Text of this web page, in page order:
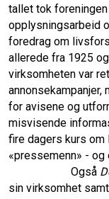
tallet tok
opplysningsarbeid
foredrag om
allerede fra 1925
virksomheten var
for avisene og
misvisende
fire dagers kurs
«pressemenn» - og
Også
sin virksomhet